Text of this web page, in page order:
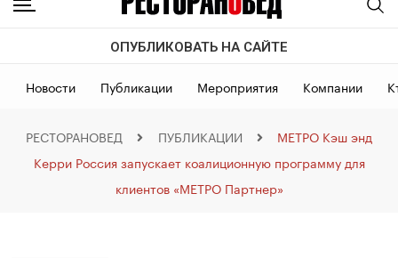
ОПУБЛИКОВАТЬ НА САЙТЕ
Новости Публикации Мероприятия Компании
РЕСТОРАНОВЕД ПУБЛИКАЦИИ
МЕТРО Кэш энд
Керри Россия запускает коалиционную программу для
клиентов «МЕТРО Партнер»